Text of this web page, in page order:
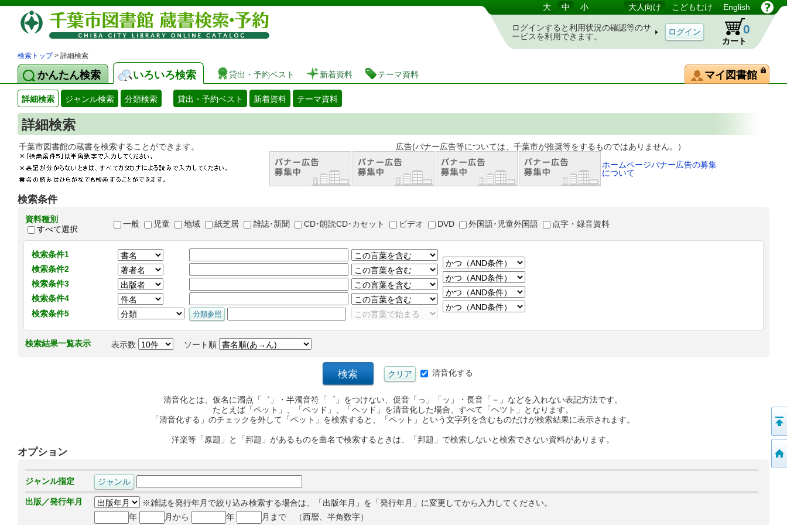
図書館 蔵書検索・予約システム 大 中 小 大人向け こどもむけ English
ログインすると利用状況の確認等のサ
ービスを利用できます。
カート
0
検索トップ> 詳細検索
かんたん検索 いろいろ検索 貸出・予約ベスト 新着資料 テーマ資料 マイ図書館
詳細検索 ジャンル検索 分類検索 貸出・予約ベスト 新着資料 テーマ資料
詳細検索
千葉市図書館の蔵書を検索することができます。 広告(バナー広告等については、千葉市が推奨等をするものではありません。）
ホームページバナー広告の募集
について
検索条件
資料種別
すべて選択
一般 児童 地域 紙芝居 雑誌･新聞 CD･朗読CD･カセット ビデオ DVD 外国語･児童外国語 点字・録音資料
検索条件1
検索条件2
検索条件3
検索条件4
検索条件5
検索結果一覧表示 表示数 ソート順
清音化する
清音化とは、仮名に濁点「゛」・半濁音符「゜」をつけない、促音「っ」「ッ」・長音「－」などを入れない表記方法です。
たとえば「ペット」、「ベッド」、「ヘッド」を清音化した場合、すべて「ヘツト」となります。
「清音化する」のチェックを外して「ペット」を検索すると、「ペット」という文字列を含むものだけが検索結果に表示されます。
洋楽等「原題」と「邦題」があるものを曲名で検索するときは、「邦題」で検索しないと検索できない資料があります。
オプション
ジャンル指定
出版／発行年月
※雑誌を発行年月で絞り込み検索する場合は、「出版年月」を「発行年月」に変更してから入力してください。
年
月から 年 月まで （西暦、半角数字）